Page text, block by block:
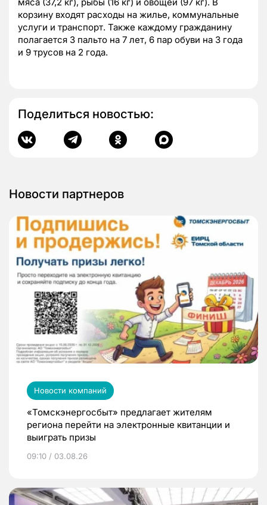
мяса (37,2 кг), рыбы (16 кг) и овощей (97 кг). В
корзину входят расходы на жилье, коммунальные
услуги и транспорт. Также каждому гражданину
полагается 3 пальто на 7 лет, 6 пар обуви на 3 года
и 9 трусов на 2 года.
Поделиться новостью:
Новости партнеров
Новости компаний
«Томскэнергосбыт» предлагает жителям
региона перейти на электронные квитанции и
выиграть призы
09:10 / 03.08.26